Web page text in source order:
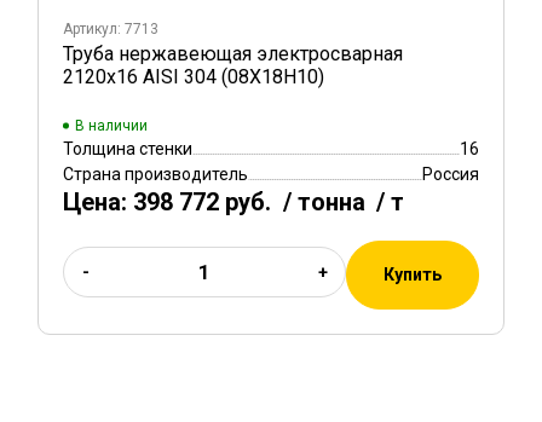
Артикул: 7713
Труба нержавеющая электросварная
2120х16 AISI 304 (08Х18Н10)
В наличии
Толщина стенки
16
Страна производитель
Россия
Цена: 398 772 руб. / тонна / т
- + Купить